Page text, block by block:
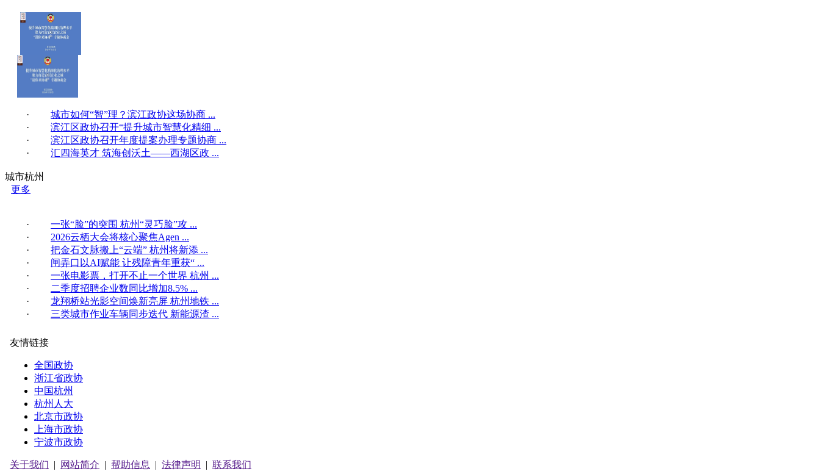
·
城市如何“智”理？滨江政协这场协商 ...
·
滨江区政协召开“提升城市智慧化精细 ...
·
滨江区政协召开年度提案办理专题协商 ...
·
汇四海英才 筑海创沃土——西湖区政 ...
城市杭州
更多
·
一张“脸”的突围 杭州“灵巧脸”攻 ...
·
2026云栖大会将核心聚焦Agen ...
·
把金石文脉搬上“云端” 杭州将新添 ...
·
闸弄口以AI赋能 让残障青年重获“ ...
·
一张电影票，打开不止一个世界 杭州 ...
·
二季度招聘企业数同比增加8.5% ...
·
龙翔桥站光影空间焕新亮屏 杭州地铁 ...
·
三类城市作业车辆同步迭代 新能源渣 ...